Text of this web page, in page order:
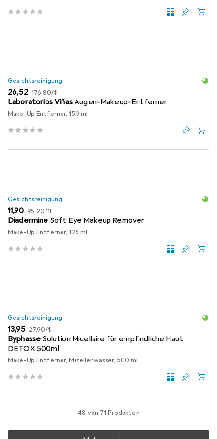
Gesichtsreinigung
EUR
26,52 EUR
176,80/1l
Laboratorios ViñasAugen-Makeup-Entferner
Make-Up Entferner, 150 ml
Gesichtsreinigung
EUR
11,90 EUR
95,20/1l
Diadermine Soft Eye Makeup Remover
Make-Up Entferner, 125 ml
Gesichtsreinigung
EUR
13,95 EUR
27,90/1l
Byphasse Solution Micellaire für empfindliche Haut
DETOX 500ml
Make-Up Entferner, Mizellenwasser, 500 ml
48 von 71 Produkten